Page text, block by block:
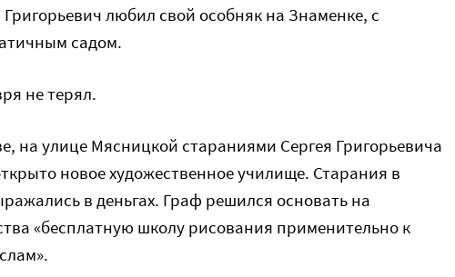
Григорьевич любил свой особняк на Знаменке, с
садом.
не терял.
на улице Мясницкой стараниями Сергея Григорьевича
новое художественное училище. Старания в
в деньгах. Граф решился основать на
«бесплатную школу рисования применительно к